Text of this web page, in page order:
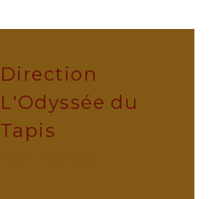
Direction
L'Odyssée du
Tapis